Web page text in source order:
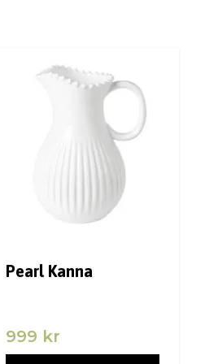
Pearl Kanna
999 kr